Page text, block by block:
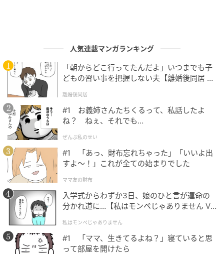
人気連載マンガランキング
「朝からどこ行ってたんだよ」いつまでも子
どもの習い事を把握しない夫【離婚後同居 Vo
離婚後同居
#1 お義姉さんたちくるって、私話したよ
ね？ ねぇ、それでも…
ぜんぶ私のせい
#1 「あっ、財布忘れちゃった」「いいよ出
すよ〜！」これが全ての始まりでした
ママ友の財布
入学式からわずか3日、娘のひと言が運命の
分かれ道に…【私はモンペじゃありません Vo
私はモンペじゃありません
#1 「ママ、生きてるよね？」寝ていると思
って部屋を開けたら